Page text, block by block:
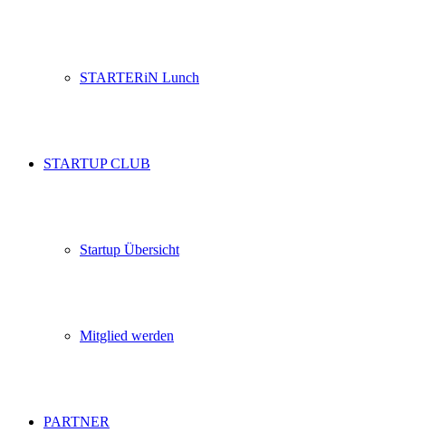
STARTERiN Lunch
STARTUP CLUB
Startup Übersicht
Mitglied werden
PARTNER